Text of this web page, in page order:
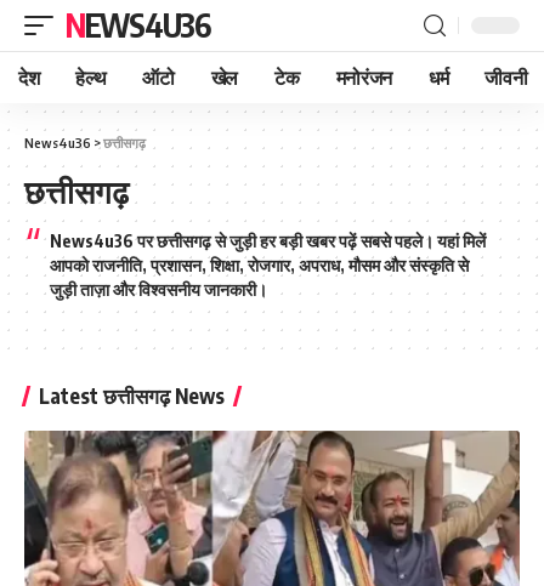
NEWS4U36
देश हेल्थ ऑटो खेल टेक मनोरंजन धर्म जीवनी
News4u36 >छत्तीसगढ़
छत्तीसगढ़
News4u36 पर छत्तीसगढ़ से जुड़ी हर बड़ी खबर पढ़ें सबसे पहले। यहां मिलें
आपको राजनीति, प्रशासन, शिक्षा, रोजगार, अपराध, मौसम और संस्कृति से
जुड़ी ताज़ा और विश्वसनीय जानकारी।
Latest छत्तीसगढ़ News